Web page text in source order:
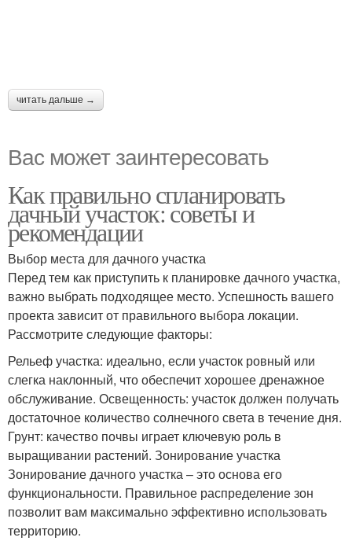
читать дальше →
Вас может заинтересовать
Как правильно спланировать
дачный участок: советы и
рекомендации
Выбор места для дачного участка
Перед тем как приступить к планировке дачного участка,
важно выбрать подходящее место. Успешность вашего
проекта зависит от правильного выбора локации.
Рассмотрите следующие факторы:
Рельеф участка: идеально, если участок ровный или
слегка наклонный, что обеспечит хорошее дренажное
обслуживание. Освещенность: участок должен получать
достаточное количество солнечного света в течение дня.
Грунт: качество почвы играет ключевую роль в
выращивании растений. Зонирование участка
Зонирование дачного участка – это основа его
функциональности. Правильное распределение зон
позволит вам максимально эффективно использовать
территорию.